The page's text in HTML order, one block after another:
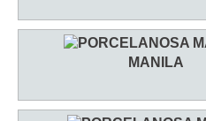
MANILA